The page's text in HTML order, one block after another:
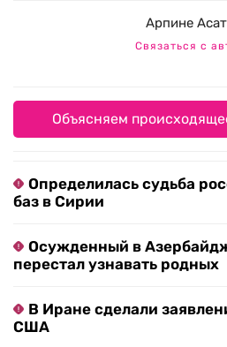
Арпине
Связаться с
Объясняем
Определилась судьба
баз в Сирии
Осужденный в
перестал узнавать родных
В Иране сделали
США